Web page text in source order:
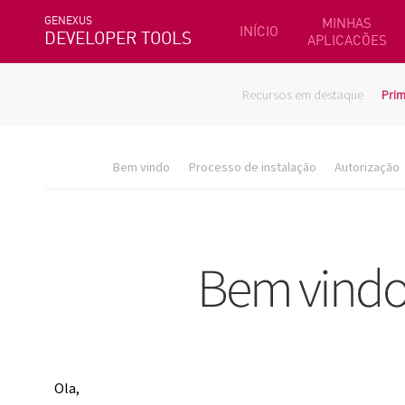
GENEXUS
DEVELOPER TOOLS INÍCIO
MINHAS
APLICACÕES
Recursos em destaque
Bem vindo Processo de instalação Autorização
Ola,